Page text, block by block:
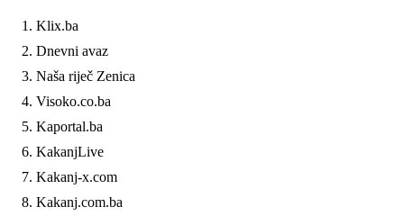
Klix.ba
Dnevni avaz
Naša riječ Zenica
Visoko.co.ba
Kaportal.ba
KakanjLive
Kakanj-x.com
Kakanj.com.ba